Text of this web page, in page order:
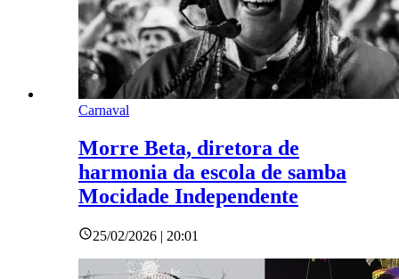
Carnaval
Morre Beta, diretora de
harmonia da escola de samba
Mocidade Independente
25/02/2026 | 20:01